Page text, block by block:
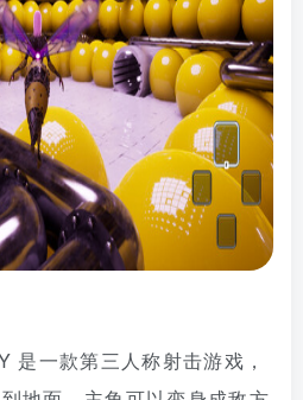
是一款第三人称射击游戏，